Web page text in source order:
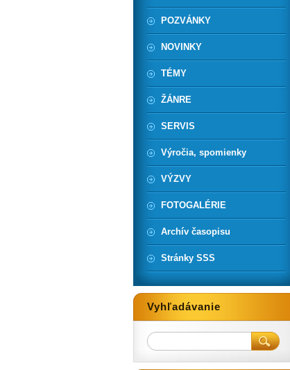
POZVÁNKY
NOVINKY
TÉMY
ŽÁNRE
SERVIS
Výročia, spomienky
VÝZVY
FOTOGALÉRIE
Archív časopisu
Stránky SSS
Vyhľadávanie